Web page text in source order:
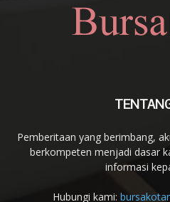
Pemberitaan yang berimbang,
berkompeten menjadi dasar
informasi
Hubungi kami: